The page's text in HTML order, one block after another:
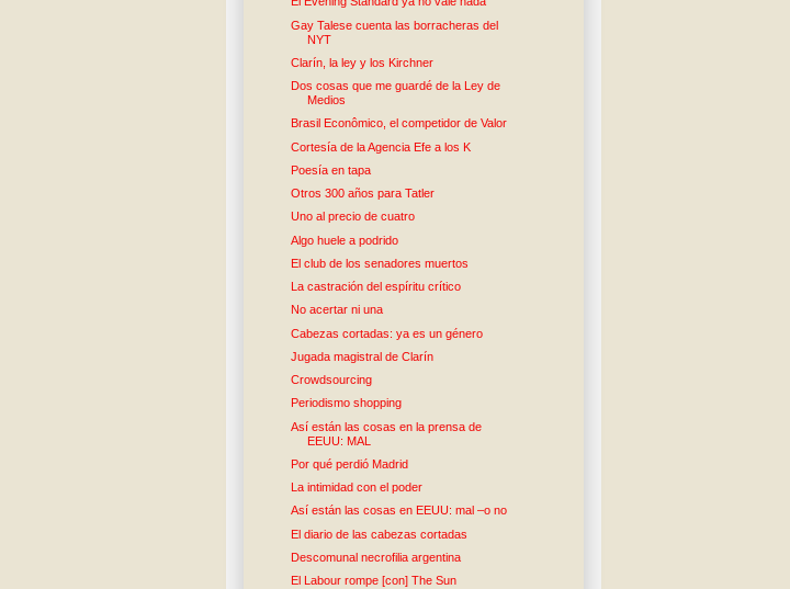
Gay Talese cuenta las borracheras del
NYT
Clarín, la ley y los Kirchner
Dos cosas que me guardé de la Ley de
Medios
Brasil Econômico, el competidor de Valor
Cortesía de la Agencia Efe a los K
Poesía en tapa
Otros 300 años para Tatler
Uno al precio de cuatro
Algo huele a podrido
El club de los senadores muertos
La castración del espíritu crítico
No acertar ni una
Cabezas cortadas: ya es un género
Jugada magistral de Clarín
Crowdsourcing
Periodismo shopping
Así están las cosas en la prensa de
EEUU: MAL
Por qué perdió Madrid
La intimidad con el poder
Así están las cosas en EEUU: mal –o no
El diario de las cabezas cortadas
Descomunal necrofilia argentina
El Labour rompe [con] The Sun